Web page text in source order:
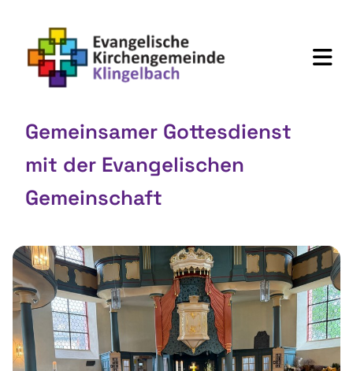
Gemeinsamer Gottesdienst
mit der Evangelischen
Gemeinschaft